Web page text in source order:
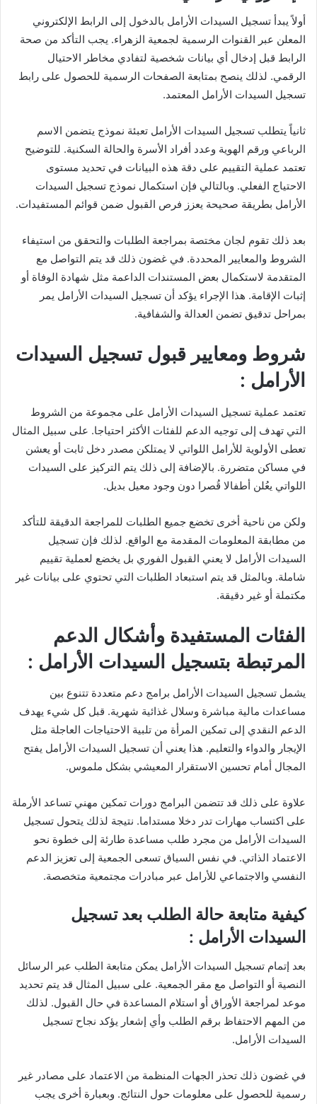
أولاً يبدأ تسجيل السيدات الأرامل بالدخول إلى الرابط الإلكتروني
المعلن عبر القنوات الرسمية لجمعية الزهراء. يجب التأكد من صحة
الرابط قبل إدخال أي بيانات شخصية لتفادي مخاطر الاحتيال
الرقمي. لذلك ينصح بمتابعة الصفحات الرسمية للحصول على رابط
تسجيل السيدات الأرامل المعتمد.
ثانياً يتطلب تسجيل السيدات الأرامل تعبئة نموذج يتضمن الاسم
الرباعي ورقم الهوية وعدد أفراد الأسرة والحالة السكنية. للتوضيح
تعتمد عملية التقييم على دقة هذه البيانات في تحديد مستوى
الاحتياج الفعلي. وبالتالي فإن استكمال نموذج تسجيل السيدات
الأرامل بطريقة صحيحة يعزز فرص القبول ضمن قوائم المستفيدات.
بعد ذلك تقوم لجان مختصة بمراجعة الطلبات والتحقق من استيفاء
الشروط والمعايير المحددة. في غضون ذلك قد يتم التواصل مع
المتقدمة لاستكمال بعض المستندات الداعمة مثل شهادة الوفاة أو
إثبات الإقامة. هذا الإجراء يؤكد أن تسجيل السيدات الأرامل يمر
بمراحل تدقيق تضمن العدالة والشفافية.
شروط ومعايير قبول تسجيل السيدات
الأرامل :
تعتمد عملية تسجيل السيدات الأرامل على مجموعة من الشروط
التي تهدف إلى توجيه الدعم للفئات الأكثر احتياجا. على سبيل المثال
تعطى الأولوية للأرامل اللواتي لا يمتلكن مصدر دخل ثابت أو يعشن
في مساكن متضررة. بالإضافة إلى ذلك يتم التركيز على السيدات
اللواتي يعُلن أطفالا قُصرا دون وجود معيل بديل.
ولكن من ناحية أخرى تخضع جميع الطلبات للمراجعة الدقيقة للتأكد
من مطابقة المعلومات المقدمة مع الواقع. لذلك فإن تسجيل
السيدات الأرامل لا يعني القبول الفوري بل يخضع لعملية تقييم
شاملة. وبالمثل قد يتم استبعاد الطلبات التي تحتوي على بيانات غير
مكتملة أو غير دقيقة.
الفئات المستفيدة وأشكال الدعم
المرتبطة بتسجيل السيدات الأرامل :
يشمل تسجيل السيدات الأرامل برامج دعم متعددة تتنوع بين
مساعدات مالية مباشرة وسلال غذائية شهرية. قبل كل شيء يهدف
الدعم النقدي إلى تمكين المرأة من تلبية الاحتياجات العاجلة مثل
الإيجار والدواء والتعليم. هذا يعني أن تسجيل السيدات الأرامل يفتح
المجال أمام تحسين الاستقرار المعيشي بشكل ملموس.
علاوة على ذلك قد تتضمن البرامج دورات تمكين مهني تساعد الأرملة
على اكتساب مهارات تدر دخلا مستداما. نتيجة لذلك يتحول تسجيل
السيدات الأرامل من مجرد طلب مساعدة طارئة إلى خطوة نحو
الاعتماد الذاتي. في نفس السياق تسعى الجمعية إلى تعزيز الدعم
النفسي والاجتماعي للأرامل عبر مبادرات مجتمعية متخصصة.
كيفية متابعة حالة الطلب بعد تسجيل
السيدات الأرامل :
بعد إتمام تسجيل السيدات الأرامل يمكن متابعة الطلب عبر الرسائل
النصية أو التواصل مع مقر الجمعية. على سبيل المثال قد يتم تحديد
موعد لمراجعة الأوراق أو استلام المساعدة في حال القبول. لذلك
من المهم الاحتفاظ برقم الطلب وأي إشعار يؤكد نجاح تسجيل
السيدات الأرامل.
في غضون ذلك تحذر الجهات المنظمة من الاعتماد على مصادر غير
رسمية للحصول على معلومات حول النتائج. وبعبارة أخرى يجب